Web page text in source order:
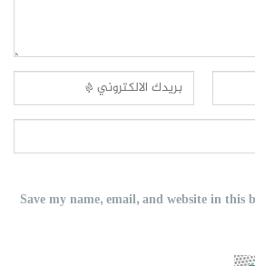
Save my name, email, and website in